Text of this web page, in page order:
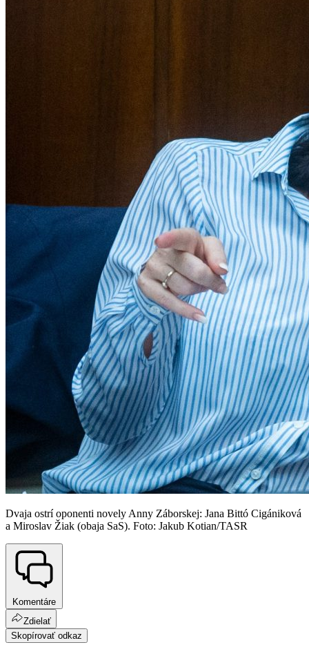
Dvaja ostrí oponenti novely Anny Záborskej: Jana Bittó Cigániková
a Miroslav Žiak (obaja SaS). Foto: Jakub Kotian/TASR
Komentáre
Zdielať
Skopírovať odkaz